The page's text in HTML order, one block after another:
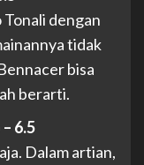
dengan
tidak
bisa
berarti.
6.5
Dalam artian,